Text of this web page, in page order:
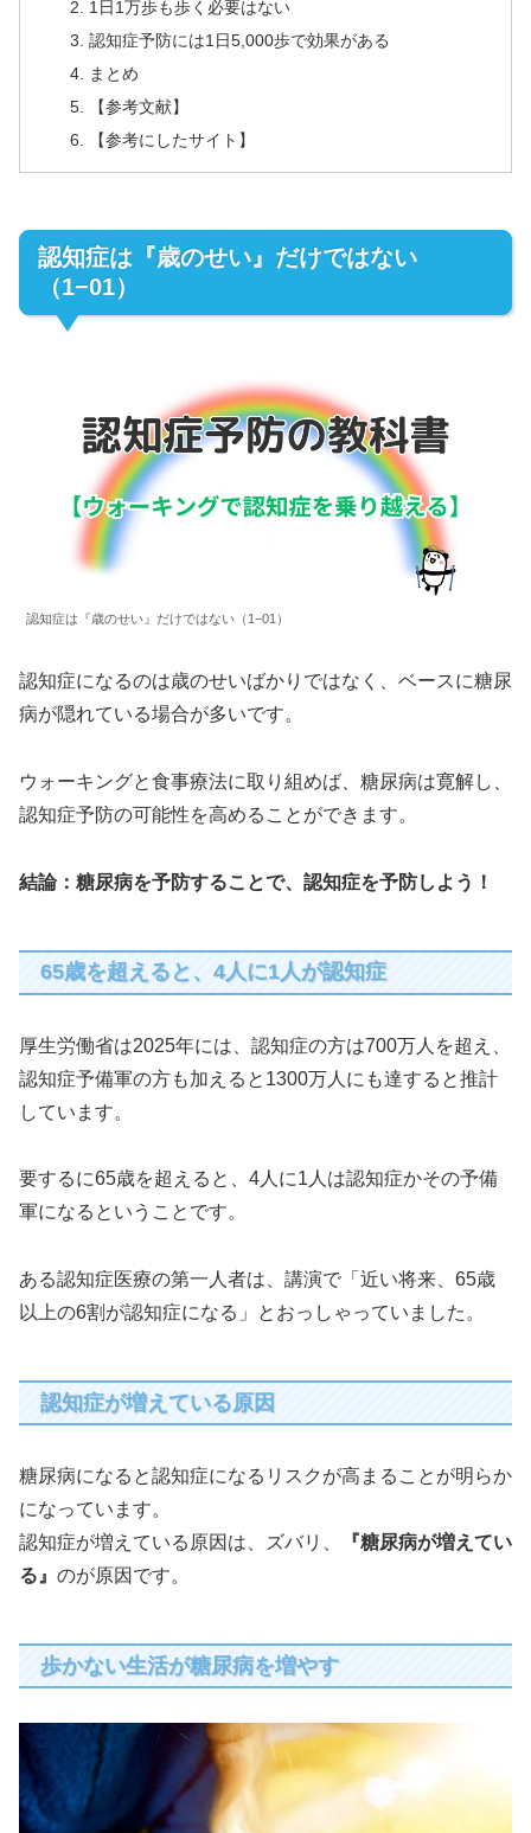
1日1万歩も歩く必要はない
認知症予防には1日5,000歩で効果がある
まとめ
【参考文献】
【参考にしたサイト】
認知症は『歳のせい』だけではない
（1−01）
認知症は『歳のせい』だけではない（1−01）
認知症になるのは歳のせいばかりではなく、ベースに糖尿
病が隠れている場合が多いです。
ウォーキングと食事療法に取り組めば、糖尿病は寛解し、
認知症予防の可能性を高めることができます。
結論：糖尿病を予防することで、認知症を予防しよう！
65歳を超えると、4人に1人が認知症
厚生労働省は2025年には、認知症の方は700万人を超え、
認知症予備軍の方も加えると1300万人にも達すると推計
しています。
要するに65歳を超えると、4人に1人は認知症かその予備
軍になるということです。
ある認知症医療の第一人者は、講演で「近い将来、65歳
以上の6割が認知症になる」とおっしゃっていました。
認知症が増えている原因
糖尿病になると認知症になるリスクが高まることが明らか
になっています。
認知症が増えている原因は、ズバリ、
『糖尿病が増えてい
る』 のが原因です。
歩かない生活が糖尿病を増やす